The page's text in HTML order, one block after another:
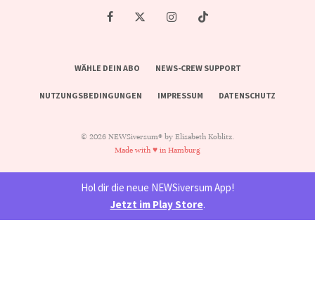
WÄHLE DEIN ABO NEWS-CREW SUPPORT
NUTZUNGSBEDINGUNGEN IMPRESSUM DATENSCHUTZ
© 2026 NEWSiversum® by Elisabeth Koblitz.
Made with ♥ in Hamburg
Hol dir die neue NEWSiversum App!
Jetzt im Play Store.